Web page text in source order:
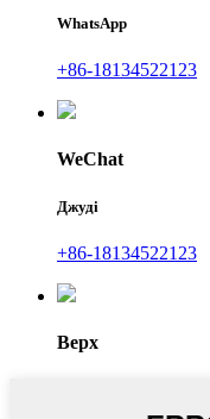
WhatsApp
+86-18134522123
WeChat
Джуді
+86-18134522123
Верх